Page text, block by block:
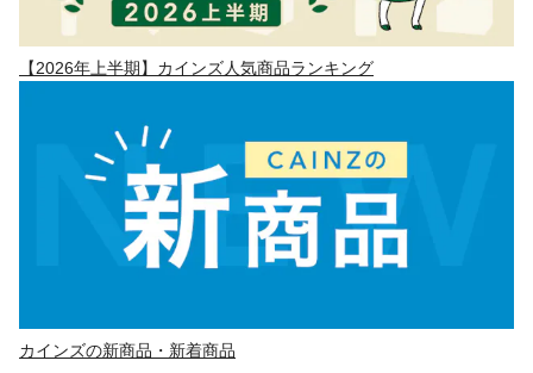
【2026年上半期】カインズ人気商品ランキング
カインズの新商品・新着商品